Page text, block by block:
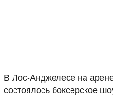
В Лос-Анджелесе на
состоялось боксерское